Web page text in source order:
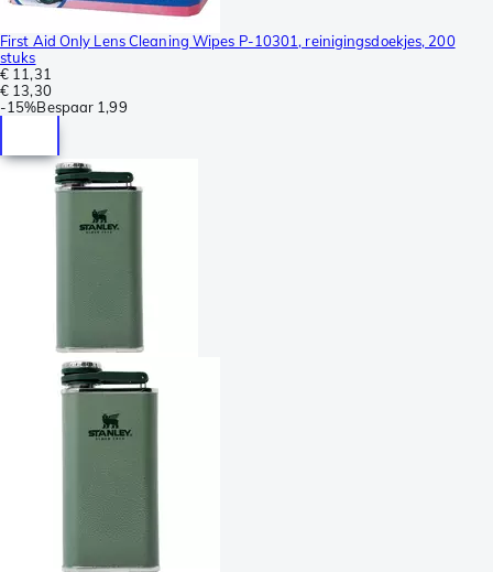
First Aid Only Lens Cleaning Wipes P-10301, reinigingsdoekjes, 200
stuks
€ 11,31
€ 13,30
-15%Bespaar 1,99